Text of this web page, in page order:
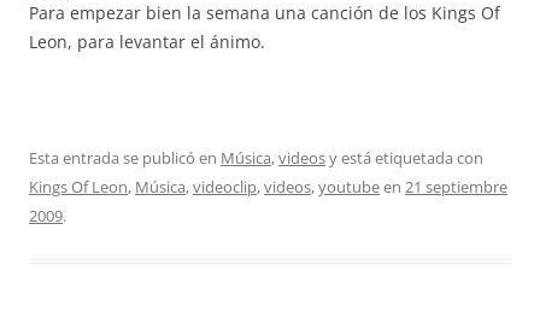
Para empezar bien la semana una canción de los Kings Of
Leon, para levantar el ánimo.
Esta entrada se publicó en Música,videosy está etiquetada con
Kings Of Leon, Música,videoclip,videos,youtubeen 21 septiembre
2009.